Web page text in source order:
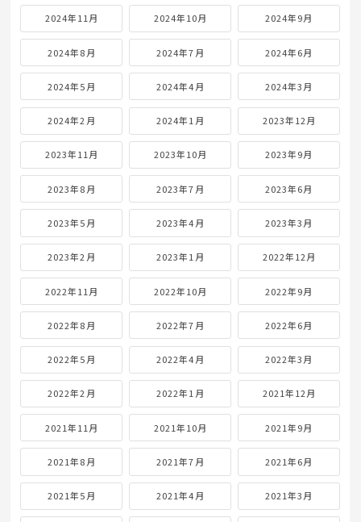
2024年11月 2024年10月 2024年9月
2024年8月 2024年7月 2024年6月
2024年5月 2024年4月 2024年3月
2024年2月 2024年1月 2023年12月
2023年11月 2023年10月 2023年9月
2023年8月 2023年7月 2023年6月
2023年5月 2023年4月 2023年3月
2023年2月 2023年1月 2022年12月
2022年11月 2022年10月 2022年9月
2022年8月 2022年7月 2022年6月
2022年5月 2022年4月 2022年3月
2022年2月 2022年1月 2021年12月
2021年11月 2021年10月 2021年9月
2021年8月 2021年7月 2021年6月
2021年5月 2021年4月 2021年3月